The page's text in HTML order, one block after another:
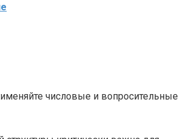
числовые и вопросительные